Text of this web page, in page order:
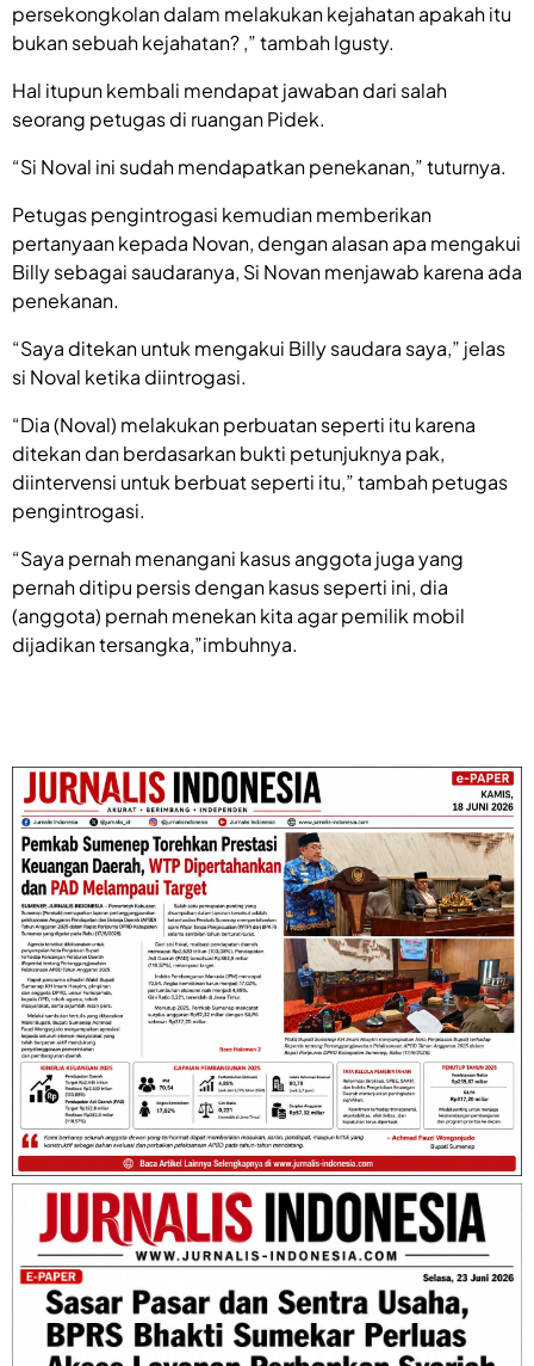
persekongkolan dalam melakukan kejahatan apakah itu
bukan sebuah kejahatan? ,” tambah Igusty.
Hal itupun kembali mendapat jawaban dari salah
seorang petugas di ruangan Pidek.
“Si Noval ini sudah mendapatkan penekanan,” tuturnya.
Petugas pengintrogasi kemudian memberikan
pertanyaan kepada Novan, dengan alasan apa mengakui
Billy sebagai saudaranya, Si Novan menjawab karena ada
penekanan.
“Saya ditekan untuk mengakui Billy saudara saya,” jelas
si Noval ketika diintrogasi.
“Dia (Noval) melakukan perbuatan seperti itu karena
ditekan dan berdasarkan bukti petunjuknya pak,
diintervensi untuk berbuat seperti itu,” tambah petugas
pengintrogasi.
“Saya pernah menangani kasus anggota juga yang
pernah ditipu persis dengan kasus seperti ini, dia
(anggota) pernah menekan kita agar pemilik mobil
dijadikan tersangka,”imbuhnya.